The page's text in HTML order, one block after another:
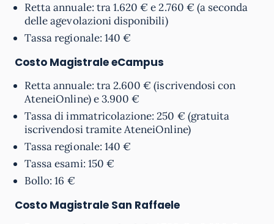
Retta annuale: tra 1.620 € e 2.760 € (a seconda
delle agevolazioni disponibili)
Tassa regionale: 140 €
Costo Magistrale eCampus
Retta annuale: tra 2.600 € (iscrivendosi con
AteneiOnline) e 3.900 €
Tassa di immatricolazione: 250 € (gratuita
iscrivendosi tramite AteneiOnline)
Tassa regionale: 140 €
Tassa esami: 150 €
Bollo: 16 €
Costo Magistrale San Raffaele